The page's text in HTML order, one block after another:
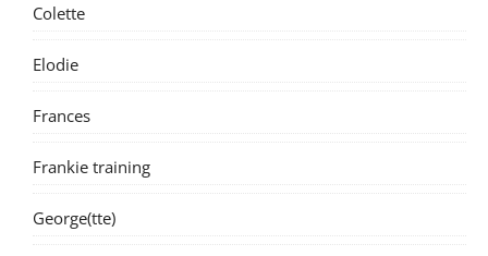
Colette
Elodie
Frances
Frankie training
George(tte)